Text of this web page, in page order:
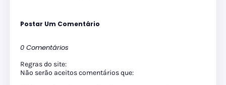
Postar Um Comentário
0 Comentários
Regras do site:
Não serão aceitos comentários que: